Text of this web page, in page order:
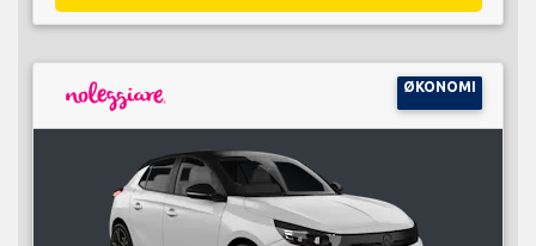
ØKONOMI